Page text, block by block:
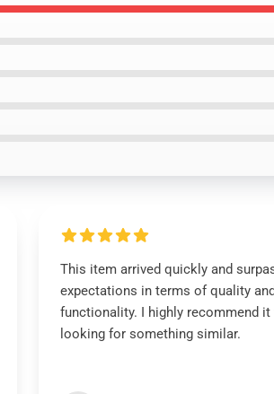
This item arrived quickly and
expectations in terms of quality and
functionality. I highly recommend it
looking for something similar.